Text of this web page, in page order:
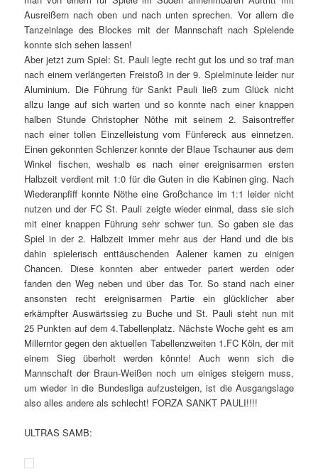
Ausreißern nach oben und nach unten sprechen. Vor allem die
Tanzeinlage des Blockes mit der Mannschaft nach Spielende
konnte sich sehen lassen!
Aber jetzt zum Spiel: St. Pauli legte recht gut los und so traf man
nach einem verlängerten Freistoß in der 9. Spielminute leider nur
Aluminium. Die Führung für Sankt Pauli ließ zum Glück nicht
allzu lange auf sich warten und so konnte nach einer knappen
halben Stunde Christopher Nöthe mit seinem 2. Saisontreffer
nach einer tollen Einzelleistung vom Fünfereck aus einnetzen.
Einen gekonnten Schlenzer konnte der Blaue Tschauner aus dem
Winkel fischen, weshalb es nach einer ereignisarmen ersten
Halbzeit verdient mit 1:0 für die Guten in die Kabinen ging. Nach
Wiederanpfiff konnte Nöthe eine Großchance im 1:1 leider nicht
nutzen und der FC St. Pauli zeigte wieder einmal, dass sie sich
mit einer knappen Führung sehr schwer tun. So gaben sie das
Spiel in der 2. Halbzeit immer mehr aus der Hand und die bis
dahin spielerisch enttäuschenden Aalener kamen zu einigen
Chancen. Diese konnten aber entweder pariert werden oder
fanden den Weg neben und über das Tor. So stand nach einer
ansonsten recht ereignisarmen Partie ein glücklicher aber
erkämpfter Auswärtssieg zu Buche und St. Pauli steht nun mit
25 Punkten auf dem 4.Tabellenplatz. Nächste Woche geht es am
Millerntor gegen den aktuellen Tabellenzweiten 1.FC Köln, der mit
einem Sieg überholt werden könnte! Auch wenn sich die
Mannschaft der Braun-Weißen noch um einiges steigern muss,
um wieder in die Bundesliga aufzusteigen, ist die Ausgangslage
also alles andere als schlecht! FORZA SANKT PAULI!!!!
ULTRAS SAMB: